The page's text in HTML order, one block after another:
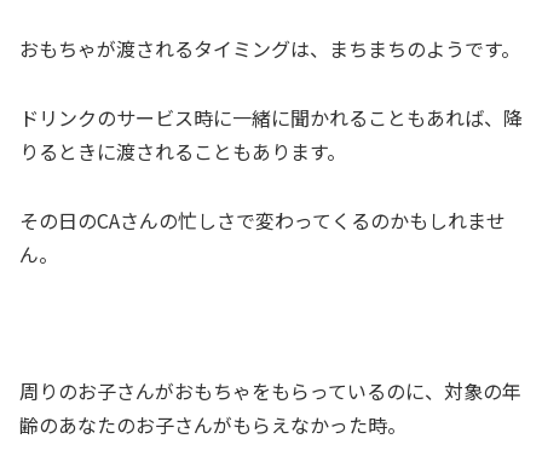
おもちゃが渡されるタイミングは、まちまちのようです。
ドリンクのサービス時に一緒に聞かれることもあれば、 降
りるときに渡されることもあります。
その日のCAさんの忙しさで変わってくるのかもしれませ
ん。
周りのお子さんがおもちゃをもらっているのに、 対象の年
齢のあなたのお子さんがもらえなかった時。